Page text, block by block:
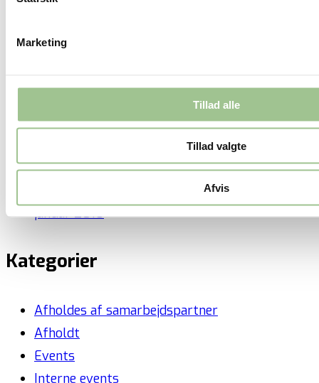
Marketing
Tillad alle
Tillad valgte
Afvis
november 2018
juni 2018
marts 2018
januar 2018
Kategorier
Afholdes af samarbejdspartner
Afholdt
Events
Interne events